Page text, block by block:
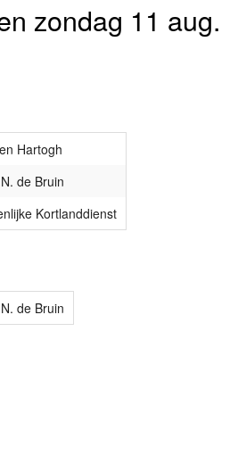
zondag 11 aug.
Hartogh
de Bruin
Kortlanddienst
de Bruin